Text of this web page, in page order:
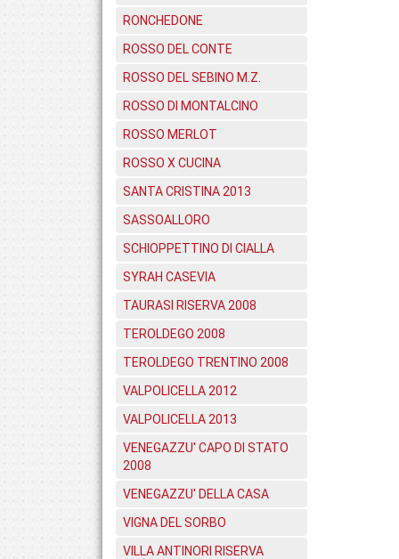
RONCHEDONE
ROSSO DEL CONTE
ROSSO DEL SEBINO M.Z.
ROSSO DI MONTALCINO
ROSSO MERLOT
ROSSO X CUCINA
SANTA CRISTINA 2013
SASSOALLORO
SCHIOPPETTINO DI CIALLA
SYRAH CASEVIA
TAURASI RISERVA 2008
TEROLDEGO 2008
TEROLDEGO TRENTINO 2008
VALPOLICELLA 2012
VALPOLICELLA 2013
VENEGAZZU' CAPO DI STATO
2008
VENEGAZZU' DELLA CASA
VIGNA DEL SORBO
VILLA ANTINORI RISERVA